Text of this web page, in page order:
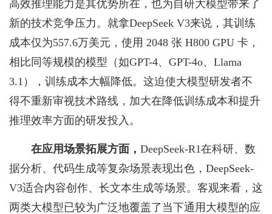
高效推理能力是其优势所在，也为自研大模型带来了
新的技术竞争压力。就拿DeepSeek V3来说，其训练
成本仅为557.6万美元，使用 2048 张 H800 GPU 卡，
相比同等规模的模型（如GPT-4、GPT-4o、Llama
3.1），训练成本大幅降低。这迫使大模型研发者不
得不重新审视技术路线，加大在降低训练成本和提升
推理效率方面的研发投入。
在应用场景拓展方面 ， DeepSeek-R1在科研、数
据分析、代码生成等复杂场景表现出色，DeepSeek-
V3适合内容创作、长文本生成等场景。客观来看，这
两类大模型已较为广泛地覆盖了当下通用大模型的应